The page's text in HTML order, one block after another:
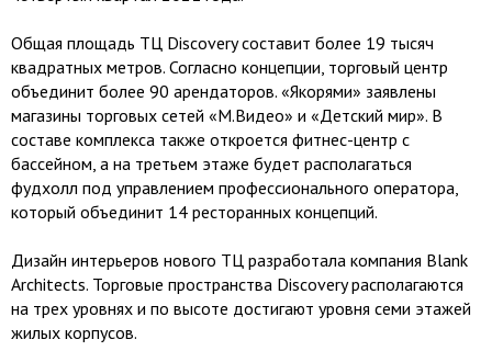
Общая площадь ТЦ Discovery составит более 19 тысяч
квадратных метров. Согласно концепции, торговый центр
объединит более 90 арендаторов. «Якорями» заявлены
магазины торговых сетей «М.Видео» и «Детский мир». В
составе комплекса также откроется фитнес-центр с
бассейном, а на третьем этаже будет располагаться
фудхолл под управлением профессионального оператора,
который объединит 14 ресторанных концепций.
Дизайн интерьеров нового ТЦ разработала компания Blank
Architects. Торговые пространства Discovery располагаются
на трех уровнях и по высоте достигают уровня семи этажей
жилых корпусов.